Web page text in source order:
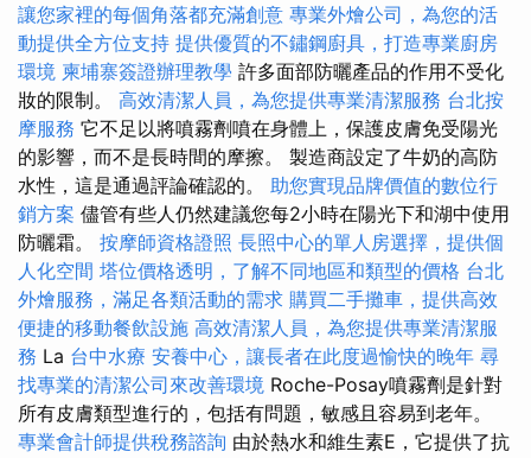
讓您家裡的每個角落都充滿創意 專業外燴公司，為您的活
動提供全方位支持 提供優質的不鏽鋼廚具，打造專業廚房
環境 柬埔寨簽證辦理教學 許多面部防曬產品的作用不受化
妝的限制。 高效清潔人員，為您提供專業清潔服務 台北按
摩服務 它不足以將噴霧劑噴在身體上，保護皮膚免受陽光
的影響，而不是長時間的摩擦。 製造商設定了牛奶的高防
水性，這是通過評論確認的。 助您實現品牌價值的數位行
銷方案 儘管有些人仍然建議您每2小時在陽光下和湖中使用
防曬霜。 按摩師資格證照 長照中心的單人房選擇，提供個
人化空間 塔位價格透明，了解不同地區和類型的價格 台北
外燴服務，滿足各類活動的需求 購買二手攤車，提供高效
便捷的移動餐飲設施 高效清潔人員，為您提供專業清潔服
務 La 台中水療 安養中心，讓長者在此度過愉快的晚年 尋
找專業的清潔公司來改善環境 Roche-Posay噴霧劑是針對
所有皮膚類型進行的，包括有問題，敏感且容易到老年。
專業會計師提供稅務諮詢 由於熱水和維生素E，它提供了抗